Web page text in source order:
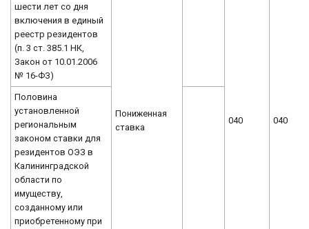
шести лет со дня
включения в единый
реестр резидентов
(п. 3 ст. 385.1 НК,
Закон от 10.01.2006
№ 16-ФЗ)
Пониженная
ставка
040 040
Половина
установленной
региональным
законом ставки для
резидентов ОЭЗ в
Калининградской
области по
имуществу,
созданному или
приобретенному при